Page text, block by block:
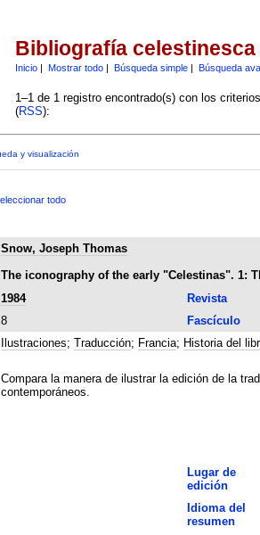
Bibliografía celestinesca
Inicio| Mostrar todo| Búsqueda simple| Búsqueda
1–1 de 1 registro encontrado(s) con los
(RSS):
y visualización
todo
Snow, Joseph Thomas
The iconography of the early "Celestinas". 1:
1984
Revista
8
Fascículo
Ilustraciones; Traducción; Francia; Historia del
Compara la manera de ilustrar la edición de la
contemporáneos.
Lugar de
edición
Idioma del
resumen